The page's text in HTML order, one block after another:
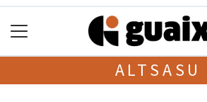
ALTSASU